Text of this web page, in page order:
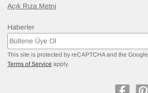
Açık Rıza Metni
Haberler
This site is protected by reCAPTCHA and the Google
Terms of Service apply.